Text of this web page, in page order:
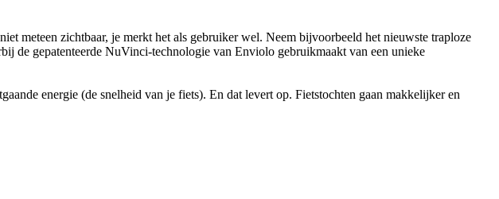
meteen zichtbaar, je merkt het als gebruiker wel. Neem bijvoorbeeld het nieuwste traploze
de gepatenteerde NuVinci-technologie van Enviolo gebruikmaakt van een unieke
energie (de snelheid van je fiets). En dat levert op. Fietstochten gaan makkelijker en